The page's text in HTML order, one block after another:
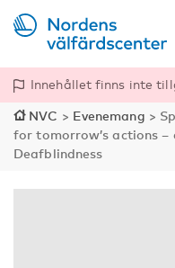
Innehållet finns inte
NVC > Evenemang >
for tomorrow’s actions –
Deafblindness